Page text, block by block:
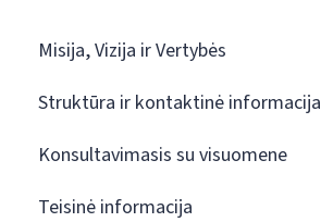
Misija, Vizija ir Vertybės
Struktūra ir kontaktinė informacija
Konsultavimasis su visuomene
Teisinė informacija